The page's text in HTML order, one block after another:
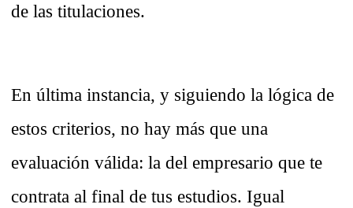
de las titulaciones.
En última instancia, y siguiendo la lógica de
estos criterios, no hay más que una
evaluación válida: la del empresario que te
contrata al final de tus estudios. Igual